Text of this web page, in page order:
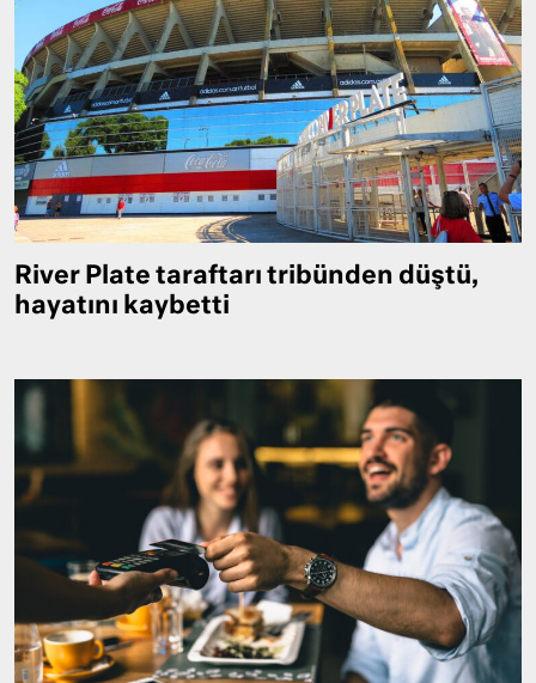
River Plate taraftarı tribünden düştü,
hayatını kaybetti